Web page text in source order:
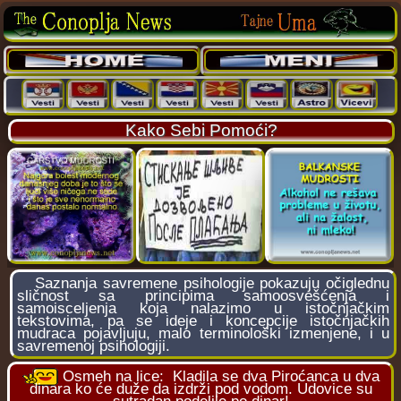
Kako Sebi Pomoći?
Saznanja savremene psihologije pokazuju očiglednu
sličnost sa principima samoosvešćenja i
samoisceljenja koja nalazimo u istočnjačkim
tekstovima, pa se ideje i koncepcije istočnjačkih
mudraca pojavljuju, malo terminološki izmenjene, i u
savremenoj psihologiji.
Osmeh na lice: Kladila se dva Piroćanca u dva
dinara ko će duže da izdrži pod vodom. Udovice su